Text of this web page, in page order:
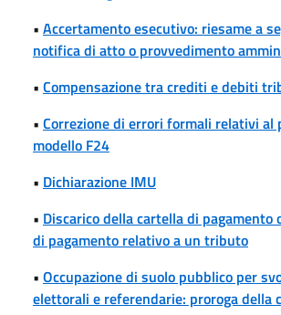
• Accertamento esecutivo: riesame a
notifica di atto o provvedimento
• Compensazione tra crediti e debiti
• Correzione di errori formali relativi al
modello F24
• Dichiarazione IMU
• Discarico della cartella di pagamento
di pagamento relativo a un tributo
• Occupazione di suolo pubblico per
elettorali e referendarie: proroga della